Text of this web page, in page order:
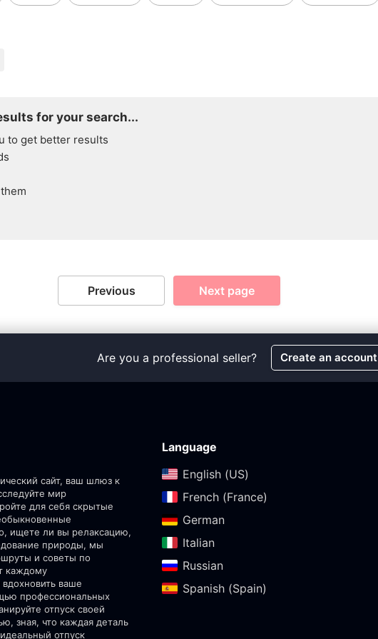
for your search...
to get better results
Previous Next page
Are you a professional seller? Create an account
сайт, ваш шлюз к
мир
для себя скрытые
ищете ли вы релаксацию,
природы, мы
и советы по
каждому
ваше
профессиональных
отпуск своей
зная, что каждая деталь
отпуск
Language
English (US)‎
French (France)‎
German‎
Italian‎
Russian‎
Spanish (Spain)‎